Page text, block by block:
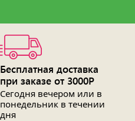
Бесплатная доставка
при заказе от 3000Р
Сегодня вечером или в
понедельник в течении
дня